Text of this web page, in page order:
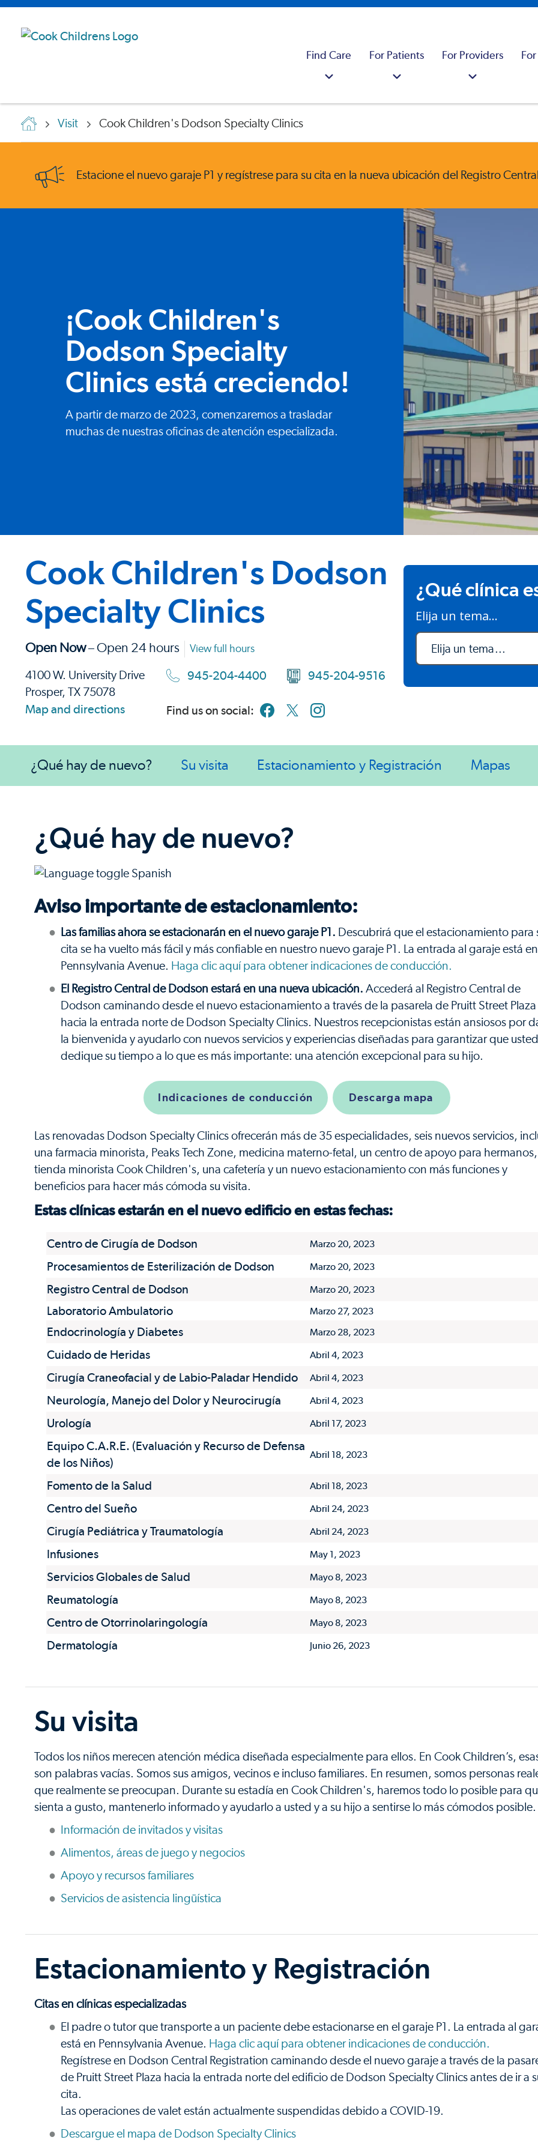
Find Care For Patients For Providers
Visit Cook Children's Dodson Specialty Clinics
Estacione el nuevo garaje P1 y regístrese para su cita en la nueva ubicación del Registro
¡Cook Children's
Dodson Specialty
Clinics está creciendo!
A partir de marzo de 2023, comenzaremos a trasladar
muchas de nuestras oficinas de atención especializada.
Cook Children's Dodson
Specialty Clinics
Open Now– Open 24 hours View full hours
4100 W. University Drive
Prosper, TX 75078
Map and directions
945-204-4400 945-204-9516
Find us on social:
¿Qué clínica
Elija un tema...
Elija un tema...
¿Qué hay de nuevo? Su visita Estacionamiento y Registración Mapas
¿Qué hay de nuevo?
Aviso importante de estacionamiento:
Las familias ahora se estacionarán en el nuevo garaje P1. Descubrirá que el estacionamiento para
cita se ha vuelto más fácil y más confiable en nuestro nuevo garaje P1. La entrada al garaje está en
Pennsylvania Avenue. Haga clic aquí para obtener indicaciones de conducción.
El Registro Central de Dodson estará en una nueva ubicación. Accederá al Registro Central de
Dodson caminando desde el nuevo estacionamiento a través de la pasarela de Pruitt Street Plaza
hacia la entrada norte de Dodson Specialty Clinics. Nuestros recepcionistas están ansiosos por
la bienvenida y ayudarlo con nuevos servicios y experiencias diseñadas para garantizar que usted
dedique su tiempo a lo que es más importante: una atención excepcional para su hijo.
Indicaciones de conducción Descarga mapa
Las renovadas Dodson Specialty Clinics ofrecerán más de 35 especialidades, seis nuevos servicios,
una farmacia minorista, Peaks Tech Zone, medicina materno-fetal, un centro de apoyo para
tienda minorista Cook Children's, una cafetería y un nuevo estacionamiento con más funciones y
beneficios para hacer más cómoda su visita.
Estas clínicas estarán en el nuevo edificio en estas fechas:
Centro de Cirugía de Dodson Marzo 20, 2023
Procesamientos de Esterilización de Dodson Marzo 20, 2023
Registro Central de Dodson Marzo 20, 2023
Laboratorio Ambulatorio Marzo 27, 2023
Endocrinología y Diabetes Marzo 28, 2023
Cuidado de Heridas Abril 4, 2023
Cirugía Craneofacial y de Labio-Paladar Hendido Abril 4, 2023
Neurología, Manejo del Dolor y Neurocirugía Abril 4, 2023
Urología Abril 17, 2023
Equipo C.A.R.E. (Evaluación y Recurso de Defensa
de los Niños)
Abril 18, 2023
Fomento de la Salud Abril 18, 2023
Centro del Sueño Abril 24, 2023
Cirugía Pediátrica y Traumatología Abril 24, 2023
Infusiones May 1, 2023
Servicios Globales de Salud Mayo 8, 2023
Reumatología Mayo 8, 2023
Centro de Otorrinolaringología Mayo 8, 2023
Dermatología Junio 26, 2023
Su visita
Todos los niños merecen atención médica diseñada especialmente para ellos. En Cook Children’s,
son palabras vacías. Somos sus amigos, vecinos e incluso familiares. En resumen, somos personas
que realmente se preocupan. Durante su estadía en Cook Children's, haremos todo lo posible para
sienta a gusto, mantenerlo informado y ayudarlo a usted y a su hijo a sentirse lo más cómodos posible.
Información de invitados y visitas
Alimentos, áreas de juego y negocios
Apoyo y recursos familiares
Servicios de asistencia lingüística
Estacionamiento y Registración
Citas en clínicas especializadas
El padre o tutor que transporte a un paciente debe estacionarse en el garaje P1. La entrada al
está en Pennsylvania Avenue. Haga clic aquí para obtener indicaciones de conducción.
Regístrese en Dodson Central Registration caminando desde el nuevo garaje a través de la
de Pruitt Street Plaza hacia la entrada norte del edificio de Dodson Specialty Clinics antes de ir a
cita.
Las operaciones de valet están actualmente suspendidas debido a COVID-19.
Descargue el mapa de Dodson Specialty Clinics